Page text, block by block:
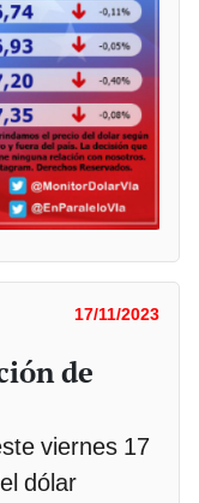
17/11/2023
de
viernes 17
dólar